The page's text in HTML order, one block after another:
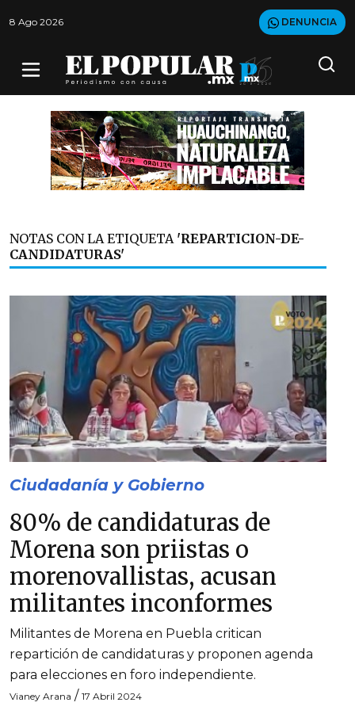
8 Ago 2026 DENUNCIA
NOTAS CON LA ETIQUETA 'REPARTICION-DE-
CANDIDATURAS'
Ciudadanía y Gobierno
80% de candidaturas de
Morena son priistas o
morenovallistas, acusan
militantes inconformes
Militantes de Morena en Puebla critican
repartición de candidaturas y proponen agenda
para elecciones en foro independiente.
Vianey Arana / 17 Abril 2024